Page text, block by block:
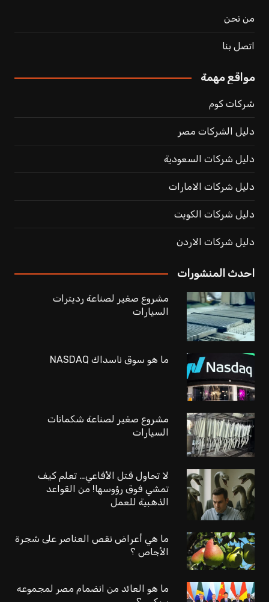
من نحن
اتصل بنا
مواقع مهمة
شركات كوم
دليل الشركات مصر
دليل شركات السعودية
دليل شركات الامارات
دليل شركات الكويت
دليل شركات الاردن
احدث المنشورات
مشروع صغير لصناعة رديترات
السيارات
ما هو سوق ناسداك NASDAQ
مشروع صغير لصناعة شكمانات
السيارات
لا تحاول قتل الأفاعي… تعلم كيف
تمشي فوق رؤوسها! من القواعد
الذهبية للعمل
ما هي أعراض نقص العناصر على شجرة
الأجاص ؟
ما هو العائد من انضمام مصر لمجموعه